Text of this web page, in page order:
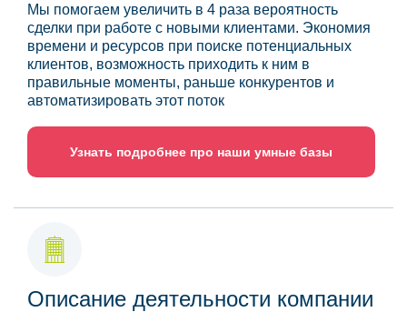
Мы помогаем увеличить в 4 раза вероятность
сделки при работе с новыми клиентами. Экономия
времени и ресурсов при поиске потенциальных
клиентов, возможность приходить к ним в
правильные моменты, раньше конкурентов и
автоматизировать этот поток
Узнать подробнее про наши умные базы
Описание деятельности компании